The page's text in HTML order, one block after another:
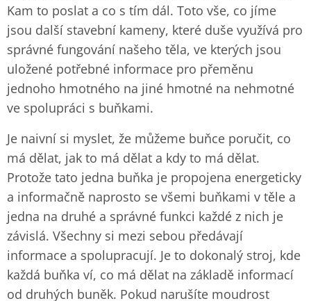
Kam to poslat a co s tím dál. Toto vše, co jíme
jsou další stavební kameny, které duše využívá pro
správné fungování našeho těla, ve kterých jsou
uložené potřebné informace pro přeměnu
jednoho hmotného na jiné hmotné na nehmotné
ve spolupráci s buňkami.
Je naivní si myslet, že můžeme buňce poručit, co
má dělat, jak to má dělat a kdy to má dělat.
Protože tato jedna buňka je propojena energeticky
a informačně naprosto se všemi buňkami v těle a
jedna na druhé a správné funkci každé z nich je
závislá. Všechny si mezi sebou předávají
informace a spolupracují. Je to dokonalý stroj, kde
každá buňka ví, co má dělat na základě informací
od druhých buněk. Pokud narušíte moudrost